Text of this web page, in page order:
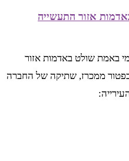
אזור התעשייה
באמת שולט באדמות אזור
ממכרז, שתיקה של החברה